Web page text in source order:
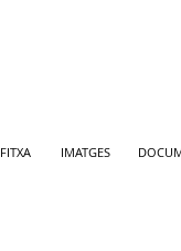
FITXA IMATGES